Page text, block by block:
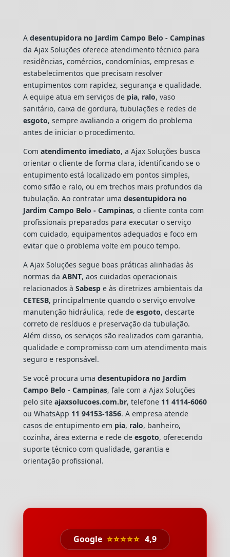
A desentupidora no Jardim Campo Belo - Campinas
da Ajax Soluções oferece atendimento técnico para
residências, comércios, condomínios, empresas e
estabelecimentos que precisam resolver
entupimentos com rapidez, segurança e qualidade.
A equipe atua em serviços de pia, ralo, vaso
sanitário, caixa de gordura, tubulações e redes de
esgoto, sempre avaliando a origem do problema
antes de iniciar o procedimento.
Com atendimento imediato, a Ajax Soluções busca
orientar o cliente de forma clara, identificando se o
entupimento está localizado em pontos simples,
como sifão e ralo, ou em trechos mais profundos da
tubulação. Ao contratar uma desentupidora no
Jardim Campo Belo - Campinas, o cliente conta com
profissionais preparados para executar o serviço
com cuidado, equipamentos adequados e foco em
evitar que o problema volte em pouco tempo.
A Ajax Soluções segue boas práticas alinhadas às
normas da ABNT, aos cuidados operacionais
relacionados à Sabespe às diretrizes ambientais da
CETESB, principalmente quando o serviço envolve
manutenção hidráulica, rede de esgoto, descarte
correto de resíduos e preservação da tubulação.
Além disso, os serviços são realizados com garantia,
qualidade e compromisso com um atendimento mais
seguro e responsável.
Se você procura uma desentupidora no Jardim
Campo Belo - Campinas, fale com a Ajax Soluções
pelo site ajaxsolucoes.com.br, telefone 11 4114-6060
ou WhatsApp 11 94153-1856. A empresa atende
casos de entupimento em pia, ralo, banheiro,
cozinha, área externa e rede de esgoto, oferecendo
suporte técnico com qualidade, garantia e
orientação profissional.
Google ⭐⭐⭐⭐⭐ 4,9